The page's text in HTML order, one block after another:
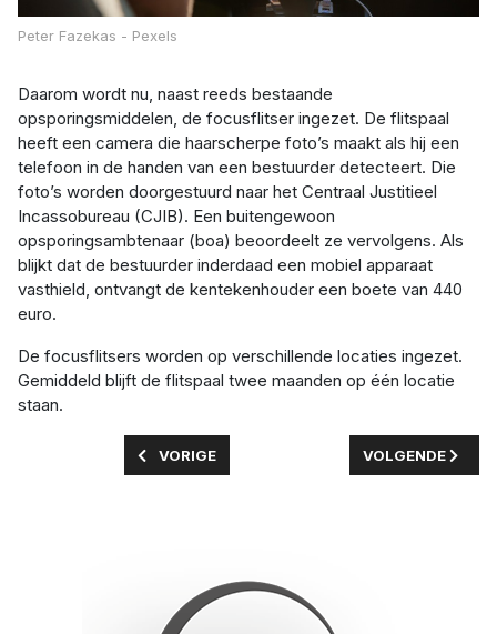
Peter Fazekas - Pexels
Daarom wordt nu, naast reeds bestaande
opsporingsmiddelen, de focusflitser ingezet. De flitspaal
heeft een camera die haarscherpe foto’s maakt als hij een
telefoon in de handen van een bestuurder detecteert. Die
foto’s worden doorgestuurd naar het Centraal Justitieel
Incassobureau (CJIB). Een buitengewoon
opsporingsambtenaar (boa) beoordeelt ze vervolgens. Als
blijkt dat de bestuurder inderdaad een mobiel apparaat
vasthield, ontvangt de kentekenhouder een boete van 440
euro.
De focusflitsers worden op verschillende locaties ingezet.
Gemiddeld blijft de flitspaal twee maanden op één locatie
staan.
VORIG ARTIKEL: JARA (17) TROTSEERT
VORIGE VOLGENDE
VOLGENDE